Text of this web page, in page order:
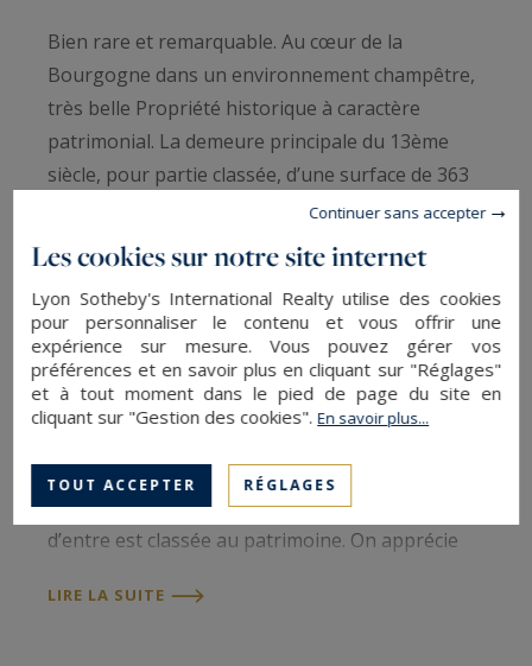
Bien rare et remarquable. Au cœur de la
Bourgogne dans un environnement champêtre,
très belle Propriété historique à caractère
patrimonial. La demeure principale du 13ème
siècle, pour partie classée, d’une surface de 363
m2 habitables s’établie sur son parc clos, arboré
et joliment paysagé de 2469 m². Les espaces de
vie de la demeure principale se déploient sur 2
niveaux comprenant une belle entrée, deux
salons, une salle à manger, un bureau
bibliothèque, 4 chambres, 2 salles de bains et
une cuisine. Le niveau sous pente en parfait état
vie supplémentaire. La plupart des pièces sont
dotées de cheminées fonctionnelles, l’une
d’entre est classée au patrimoine. On apprécie
Bourgogne en opus romain ainsi que des
LIRE LA SUITE
Les cookies sur notre site internet
Lyon Sotheby's International Realty utilise des cookies
pour personnaliser le contenu et vous offrir une
expérience sur mesure. Vous pouvez gérer vos
préférences et en savoir plus en cliquant sur "Réglages"
et à tout moment dans le pied de page du site en
cliquant sur "Gestion des cookies".En savoir plus...
TOUT ACCEPTER RÉGLAGES
Continuer sans accepter